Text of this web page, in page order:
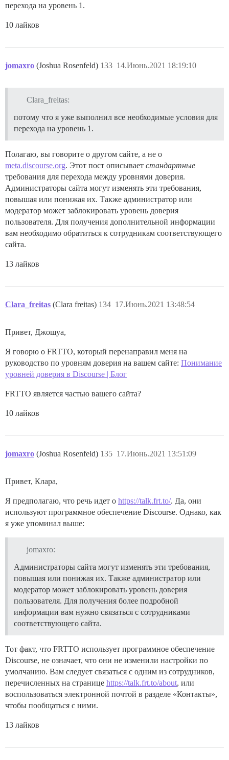
перехода на уровень 1.
10 лайков
jomaxro (Joshua Rosenfeld) 14.Июнь.2021 18:19:10
133
Clara_freitas:
потому что я уже выполнил все необходимые условия для
перехода на уровень 1.
Полагаю, вы говорите о другом сайте, а не о
meta.discourse.org. Этот пост описывает стандартные
требования для перехода между уровнями доверия.
Администраторы сайта могут изменять эти требования,
повышая или понижая их. Также администратор или
модератор может заблокировать уровень доверия
пользователя. Для получения дополнительной информации
вам необходимо обратиться к сотрудникам соответствующего
сайта.
13 лайков
Clara_freitas (Clara freitas) 17.Июнь.2021 13:48:54
134
Привет, Джошуа,
Я говорю о FRTTO, который перенаправил меня на
руководство по уровням доверия на вашем сайте: Понимание
уровней доверия в Discourse | Блог
FRTTO является частью вашего сайта?
10 лайков
jomaxro (Joshua Rosenfeld) 17.Июнь.2021 13:51:09
135
Привет, Клара,
Я предполагаю, что речь идет о https://talk.frt.to/. Да, они
используют программное обеспечение Discourse. Однако, как
я уже упоминал выше:
jomaxro:
Администраторы сайта могут изменять эти требования,
повышая или понижая их. Также администратор или
модератор может заблокировать уровень доверия
пользователя. Для получения более подробной
информации вам нужно связаться с сотрудниками
соответствующего сайта.
Тот факт, что FRTTO использует программное обеспечение
Discourse, не означает, что они не изменили настройки по
умолчанию. Вам следует связаться с одним из сотрудников,
перечисленных на странице https://talk.frt.to/about, или
воспользоваться электронной почтой в разделе «Контакты»,
чтобы пообщаться с ними.
13 лайков